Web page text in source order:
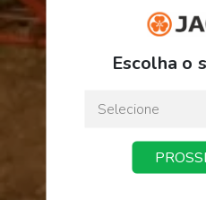
R$
ou3x de
Preço a vista:
Escolha o